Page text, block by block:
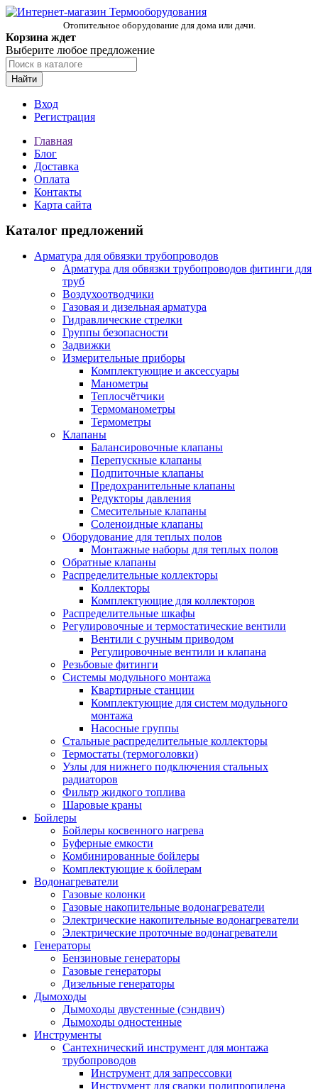
Отопительное оборудование для дома или дачи.
Корзина ждет
Выберите любое предложение
Найти
Вход
Регистрация
Главная
Блог
Доставка
Оплата
Контакты
Карта сайта
Каталог предложений
Арматура для обвязки трубопроводов
Арматура для обвязки трубопроводов фитинги для
труб
Воздухоотводчики
Газовая и дизельная арматура
Гидравлические стрелки
Группы безопасности
Задвижки
Измерительные приборы
Комплектующие и аксессуары
Манометры
Теплосчётчики
Термоманометры
Термометры
Клапаны
Балансировочные клапаны
Перепускные клапаны
Подпиточные клапаны
Предохранительные клапаны
Редукторы давления
Смесительные клапаны
Соленоидные клапаны
Оборудование для теплых полов
Монтажные наборы для теплых полов
Обратные клапаны
Распределительные коллекторы
Коллекторы
Комплектующие для коллекторов
Распределительные шкафы
Регулировочные и термостатические вентили
Вентили с ручным приводом
Регулировочные вентили и клапана
Резьбовые фитинги
Системы модульного монтажа
Квартирные станции
Комплектующие для систем модульного
монтажа
Насосные группы
Стальные распределительные коллекторы
Термостаты (термоголовки)
Узлы для нижнего подключения стальных
радиаторов
Фильтр жидкого топлива
Шаровые краны
Бойлеры
Бойлеры косвенного нагрева
Буферные емкости
Комбинированные бойлеры
Комплектующие к бойлерам
Водонагреватели
Газовые колонки
Газовые накопительные водонагреватели
Электрические накопительные водонагреватели
Электрические проточные водонагреватели
Генераторы
Бензиновые генераторы
Газовые генераторы
Дизельные генераторы
Дымоходы
Дымоходы двустенные (сэндвич)
Дымоходы одностенные
Инструменты
Сантехнический инструмент для монтажа
трубопроводов
Инструмент для запрессовки
Инструмент для сварки полипропилена